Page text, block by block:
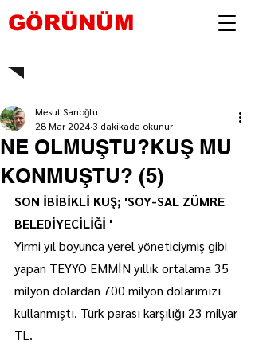
GÖRÜNÜM
NE OLMUŞTU?KUŞ MU
KONMUŞTU? (5)
Mesut Sarıoğlu
28 Mar 2024 3 dakikada okunur
SON İBİBİKLİ KUŞ; 'SOY-SAL ZÜMRE
BELEDİYECİLİĞİ '
Yirmi yıl boyunca yerel yöneticiymiş gibi
yapan TEYYO EMMİN yıllık ortalama 35
milyon dolardan 700 milyon dolarımızı
kullanmıştı. Türk parası karşılığı 23 milyar
TL.